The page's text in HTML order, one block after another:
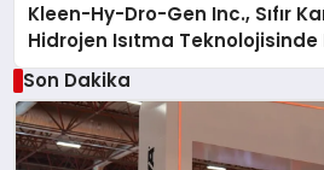
Kleen-Hy-Dro-Gen Inc., Sıfır
Hidrojen Isıtma Teknolojisinde
Düzenleyici Onaylarını Aldı
Son Dakika